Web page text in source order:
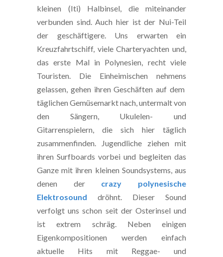
kleinen (Iti) Halbinsel, die miteinander
verbunden sind. Auch hier ist der Nui-Teil
der geschäftigere. Uns erwarten ein
Kreuzfahrtschiff, viele Charteryachten und,
das erste Mal in Polynesien, recht viele
Touristen. Die Einheimischen nehmens
gelassen, gehen ihren Geschäften auf dem
täglichen Gemüsemarkt nach, untermalt von
den Sängern, Ukulelen- und
Gitarrenspielern, die sich hier täglich
zusammenfinden. Jugendliche ziehen mit
ihren Surfboards vorbei und begleiten das
Ganze mit ihren kleinen Soundsystems, aus
denen der crazy polynesische
Elektrosound dröhnt. Dieser Sound
verfolgt uns schon seit der Osterinsel und
ist extrem schräg. Neben einigen
Eigenkompositionen werden einfach
aktuelle Hits mit Reggae- und